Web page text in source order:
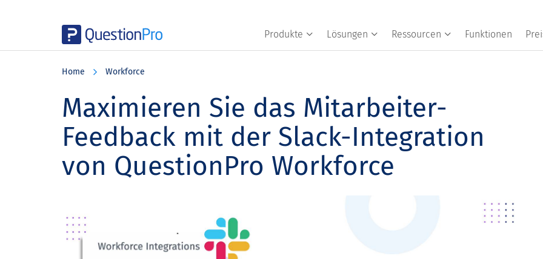
Produkte Lösungen Ressourcen Funktionen
Home Workforce
Maximieren Sie das Mitarbeiter-
Feedback mit der Slack-Integration
von QuestionPro Workforce